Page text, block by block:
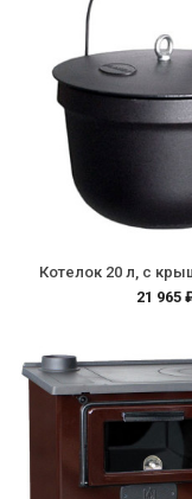
Котелок 20 л, с
21 965